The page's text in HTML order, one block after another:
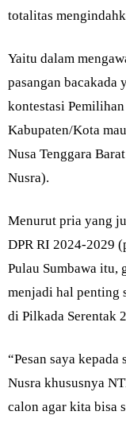
totalitas
Yaitu dalam
pasangan bacakada
kontestasi
Kabupaten/Kota
Nusa Tenggara
Nusra).
Menurut pria yang
DPR RI 2024-2029
Pulau Sumbawa itu,
menjadi hal penting
di Pilkada Serentak
“Pesan saya
Nusra khususnya
calon agar kita bisa